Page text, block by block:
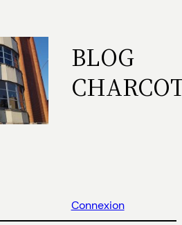
BLOG
Connexion